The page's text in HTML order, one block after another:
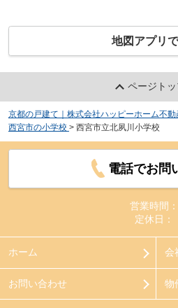
地図アプリ
ページト
京都の戸建て｜株式会社ハッピーホーム不動
西宮市の小学校 > 西宮市立北夙川小学校
電話でお問
営業時間：
定休日：
ホーム 会
お問い合わせ 物